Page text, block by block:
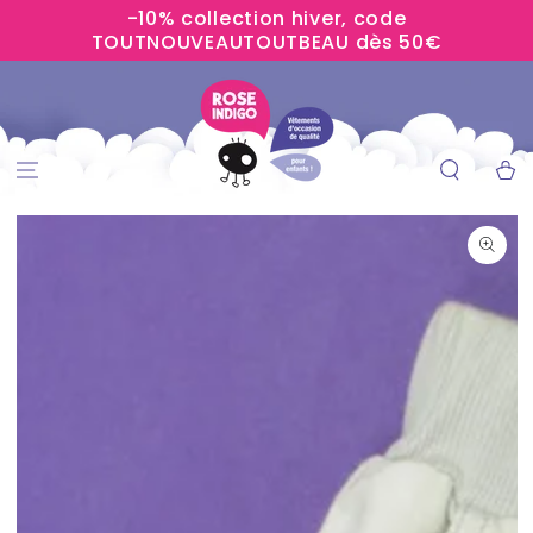
-10% collection hiver, code
TOUTNOUVEAUTOUTBEAU dès 50€
Panier
IGNORER LES